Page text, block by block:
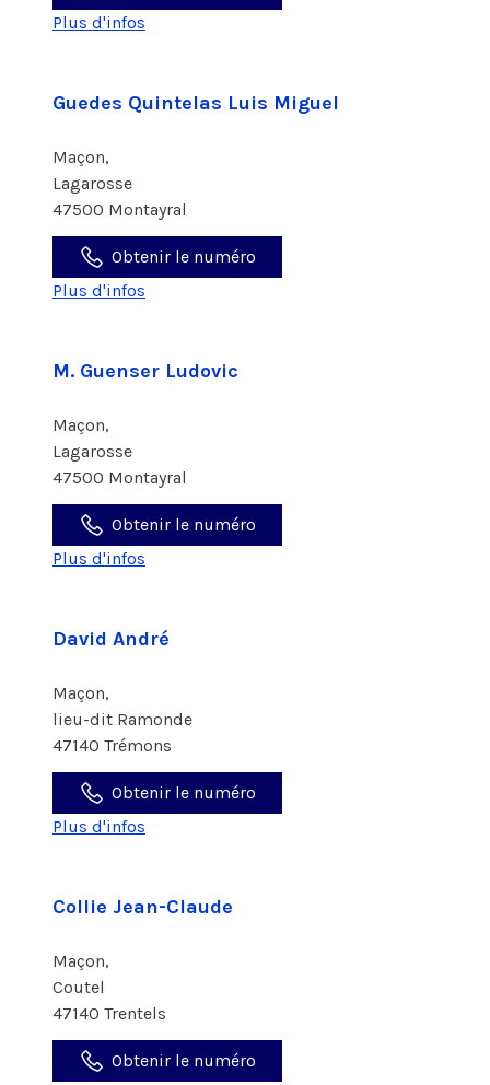
Plus d'infos
Guedes Quintelas Luis Miguel
Maçon,
Lagarosse
47500 Montayral
Obtenir le numéro
Plus d'infos
M. Guenser Ludovic
Maçon,
Lagarosse
47500 Montayral
Obtenir le numéro
Plus d'infos
David André
Maçon,
lieu-dit Ramonde
47140 Trémons
Obtenir le numéro
Plus d'infos
Collie Jean-Claude
Maçon,
Coutel
47140 Trentels
Obtenir le numéro